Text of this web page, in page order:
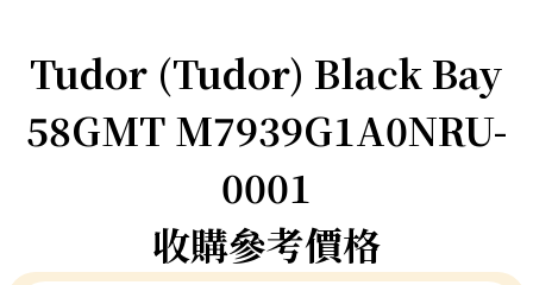
Tudor (Tudor) Black Bay
58GMT M7939G1A0NRU-
0001
收購參考價格